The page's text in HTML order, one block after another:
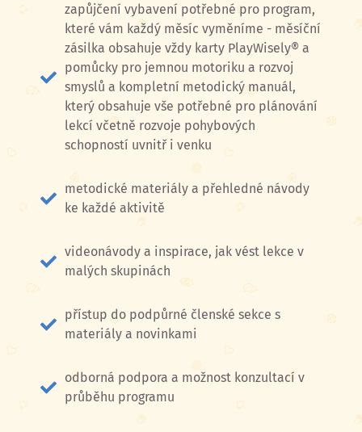
zapůjčení vybavení potřebné pro program,
které vám každý měsíc vyměníme - měsíční
zásilka obsahuje vždy karty PlayWisely® a
pomůcky pro jemnou motoriku a rozvoj
smyslů a kompletní metodický manuál,
který obsahuje vše potřebné pro plánování
lekcí včetně rozvoje pohybových
schopností uvnitř i venku
metodické materiály a přehledné návody
ke každé aktivitě
videonávody a inspirace, jak vést lekce v
malých skupinách
přístup do podpůrné členské sekce s
materiály a novinkami
odborná podpora a možnost konzultací v
průběhu programu